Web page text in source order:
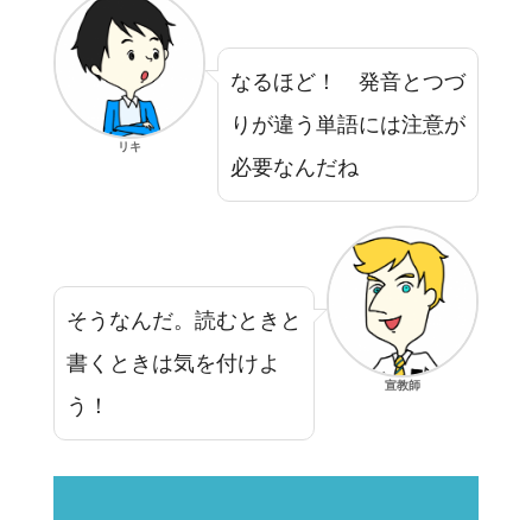
リキ
なるほど！ 発音とつづ
りが違う単語には注意が
必要なんだね
そうなんだ。読むときと
書くときは気を付けよ
う！
宣教師